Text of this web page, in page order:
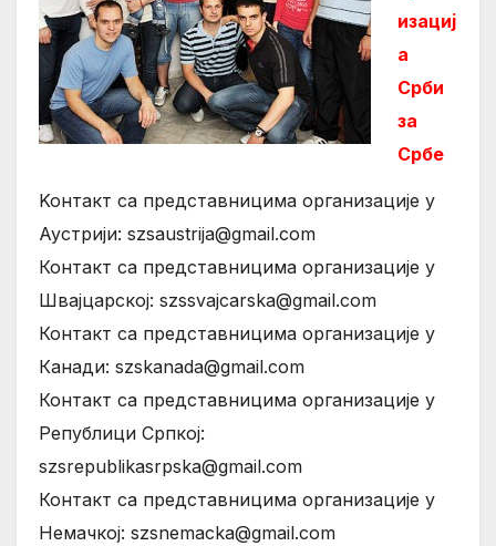
изациј
а
Срби
за
Србе
Koнтакт са представницима организације у
Аустрији: szsaustrija@gmail.com
Контакт са представницима организације у
Швајцарској: szssvajcarska@gmail.com
Контакт са представницима организације у
Канади: szskanada@gmail.com
Контакт са представницима организације у
Републици Српкој:
szsrepublikasrpska@gmail.com
Контакт са представницима организације у
Немачкој: szsnemacka@gmail.com